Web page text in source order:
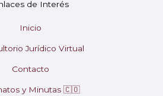
de Interés
Inicio
Jurídico Virtual
Contacto
y Minutas 🇨🇴